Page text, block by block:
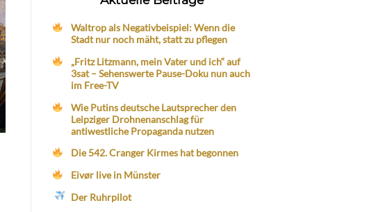
Waltrop als Negativbeispiel: Wenn die
Stadt nur noch mäht, statt zu pflegen
„Fritz Litzmann, mein Vater und ich“ auf
3sat – Sehenswerte Pause-Doku nun auch
im Free-TV
Wie Putins deutsche Lautsprecher den
Leipziger Drohnenanschlag für
antiwestliche Propaganda nutzen
Die 542. Cranger Kirmes hat begonnen
Eivør live in Münster
Der Ruhrpilot